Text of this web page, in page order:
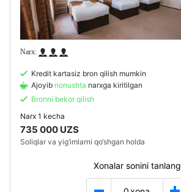
Kredit kartasiz bron qilish mumkin
Ajoyib nonushta narxga kiritilgan
Bronni bekor qilish
Narx 1 kecha
735 000 UZS
Soliqlar va yig‘imlarni qo‘shgan holda
Xonalar sonini tanlang